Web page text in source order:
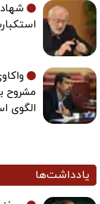
مشروح
الگوی
یادداشت‌ها